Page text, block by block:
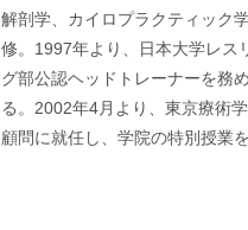
解剖学、カイロプラクティック
修。1997年より、日本大学レス
グ部公認ヘッドトレーナーを務
る。2002年4月より、東京療術
顧問に就任し、学院の特別授業